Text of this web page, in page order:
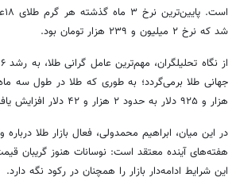
شد که نرخ ۲ میلیون و ۲۳۹ هزار تومان بود.
جهانی طلا برمی‌گردد؛ به طوری که طلا در طول سه
هزار و ۹۲۵ دلار به حدود ۲ هزار و ۴۲ دلار افزایش یافته است.
در این میان، ابراهیم محمدولی، فعال بازار طلا
هفته‌های آینده معتقد است: نوسانات هنوز گریبان
این شرایط ادامه‌دار بازار را همچنان در رکود نگه دارد.